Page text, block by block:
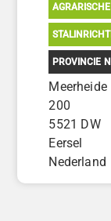
PROVINCIE
Meerheide
200
5521 DW
Eersel
Nederland